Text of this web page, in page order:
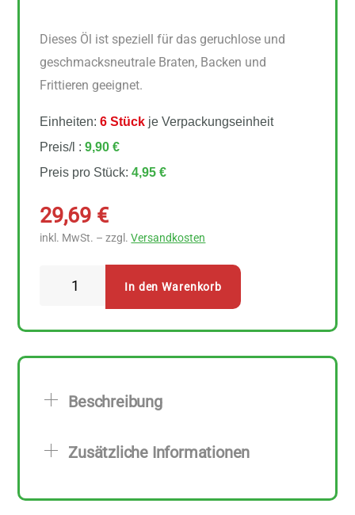
Dieses Öl ist speziell für das geruchlose und
geschmacksneutrale Braten, Backen und
Frittieren geeignet.
Einheiten:6 Stück je Verpackungseinheit
Preis/l :9,90 €
Preis pro Stück:4,95 €
29,69 €
inkl. MwSt. – zzgl.Versandkosten
500
Menge
In den Warenkorb
Beschreibung
Zusätzliche Informationen